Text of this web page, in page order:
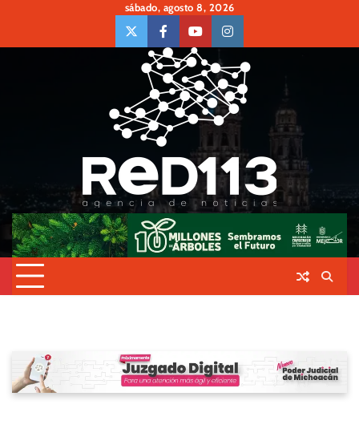
content
sábado, agosto 8, 2026
twiter Face Youtubeinsta